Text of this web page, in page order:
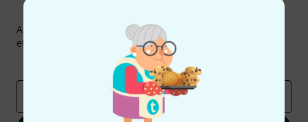
Abonniere den Thomann Newsletter und gewinne mit
etwas Glück einen von
50 Gutscheinen
Inspirierende Beiträge
Deals